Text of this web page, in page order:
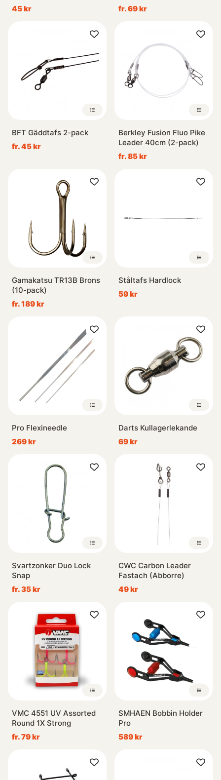
45 kr
fr. 69 kr
BFT Gäddtafs 2-pack
fr. 45 kr
Berkley Fusion Fluo Pike
Leader 40cm (2-pack)
fr. 85 kr
Gamakatsu TR13B Brons
(10-pack)
fr. 189 kr
Ståltafs Hardlock
59 kr
Pro Flexineedle
269 kr
Darts Kullagerlekande
69 kr
Svartzonker Duo Lock
Snap
fr. 35 kr
CWC Carbon Leader
Fastach (Abborre)
49 kr
VMC 4551 UV Assorted
Round 1X Strong
fr. 79 kr
SMHAEN Bobbin Holder
Pro
589 kr